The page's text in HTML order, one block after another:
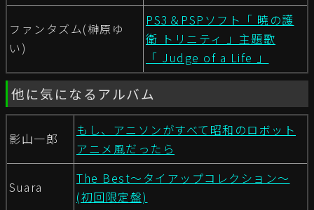
ファンタズム(榊原ゆ
い)
PS3＆PSPソフト「 暁の護
衛 トリニティ 」主題歌
「 Judge of a Life 」
他に気になるアルバム
影山一郎
もし、アニソンがすべて昭和のロボット
アニメ風だったら
Suara
The Best～タイアップコレクション～
(初回限定盤)